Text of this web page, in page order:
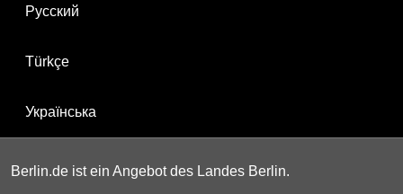
Русский
Türkçe
Українська
Berlin.de ist ein Angebot des Landes Berlin.